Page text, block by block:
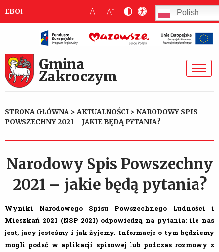
EBOI A+ A- Polish
Gmina
Zakroczym
STRONA GŁÓWNA >AKTUALNOŚCI > NARODOWY SPIS
POWSZECHNY 2021 – JAKIE BĘDĄ PYTANIA?
Narodowy Spis Powszechny
2021 – jakie będą pytania?
Wyniki Narodowego Spisu Powszechnego Ludności i
Mieszkań 2021 (NSP 2021) odpowiedzą na pytania: ile nas
jest, jacy jesteśmy i jak żyjemy. Informacje o tym będziemy
mogli podać w aplikacji spisowej lub podczas rozmowy z